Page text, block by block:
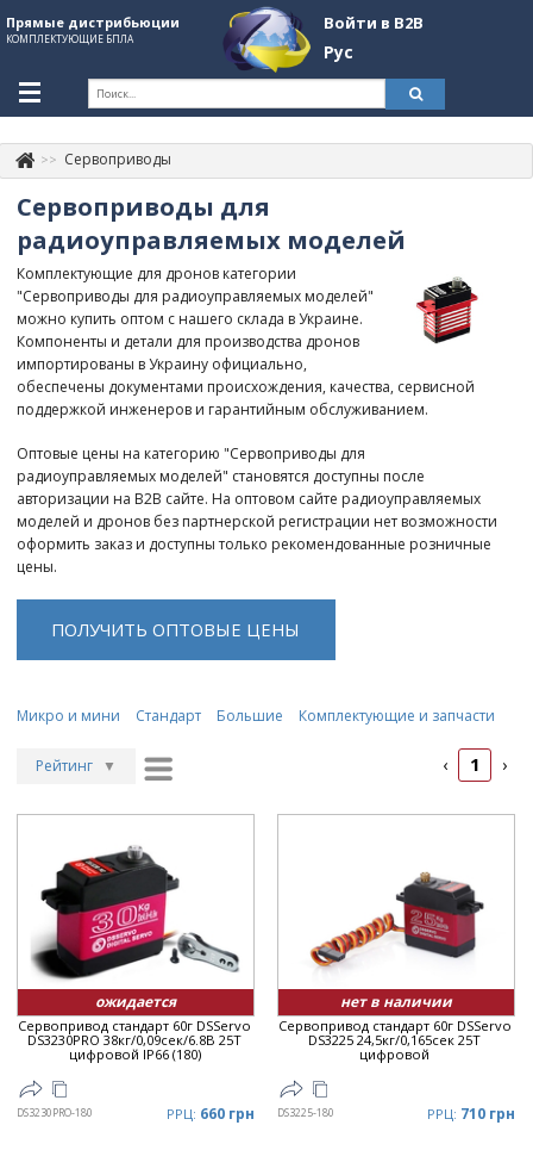
Прямые дистрибьюции
КОМПЛЕКТУЮЩИЕ БПЛА
Войти в B2B
Рус
+380507774092 Контакты
About Company
Обзоры
Категории
Бренды
Войти в B2B
Стать партнером
Сервоприводы
Сервоприводы для
радиоуправляемых моделей
Комплектующие для дронов категории
"Сервоприводы для радиоуправляемых моделей"
можно купить оптом с нашего склада в Украине.
Компоненты и детали для производства дронов
импортированы в Украину официально,
обеспечены документами происхождения, качества, сервисной
поддержкой инженеров и гарантийным обслуживанием.
Оптовые цены на категорию "Сервоприводы для
радиоуправляемых моделей" становятся доступны после
авторизации на B2B сайте. На оптовом сайте радиоуправляемых
моделей и дронов без партнерской регистрации нет возможности
оформить заказ и доступны только рекомендованные розничные
цены.
ПОЛУЧИТЬ ОПТОВЫЕ ЦЕНЫ
Микро и мини Стандарт Большие Комплектующие и запчасти
Рейтинг ▼
Дата ▼
Цена ▲
Цена
▼
‹ 1 ›
ожидается
Сервопривод стандарт 60г DSServo
DS3230PRO 38кг/0,09сек/6.8В 25T
цифровой IP66 (180)
DS3230PRO-180 РРЦ: 660 грн
нет в наличии
Сервопривод стандарт 60г DSServo
DS3225 24,5кг/0,165сек 25T
цифровой
DS3225-180 РРЦ: 710 грн